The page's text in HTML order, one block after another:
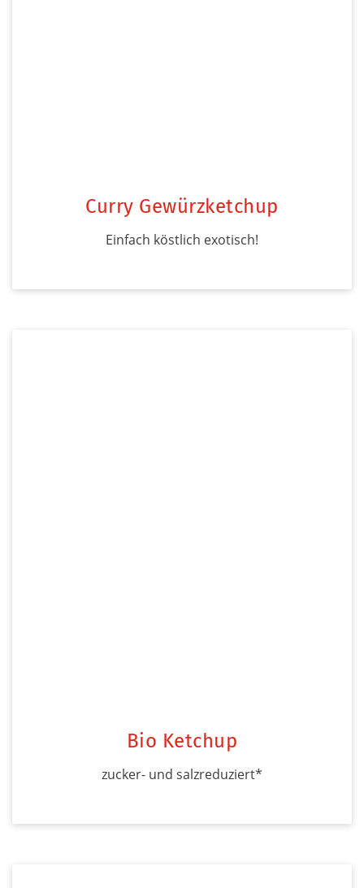
Curry Gewürzketchup
Einfach köstlich exotisch!
Bio Ketchup
zucker- und salzreduziert*